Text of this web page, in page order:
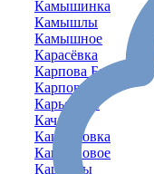
Камышинка
Камышлы
Камышное
Карасёвка
Карпова Балка
Карповка
Карьерное
Кача
Каштановка
Каштановое
Каштаны